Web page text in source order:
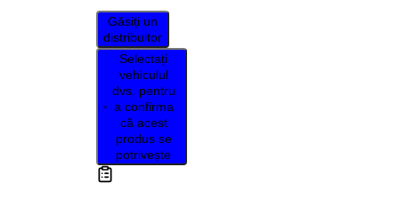
Găsiți un
distribuitor
Selectați
vehiculul
dvs. pentru
a confirma
că acest
produs se
potrivește